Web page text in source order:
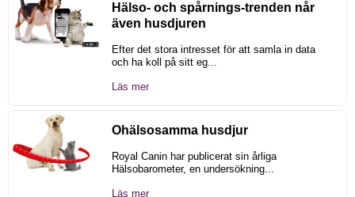
Hälso- och spårnings-trenden når
även husdjuren
Efter det stora intresset för att samla in data
och ha koll på sitt eg...
Läs mer
Ohälsosamma husdjur
Royal Canin har publicerat sin årliga
Hälsobarometer, en undersökning...
Läs mer